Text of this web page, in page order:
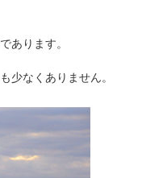
あります。
少なくありません。